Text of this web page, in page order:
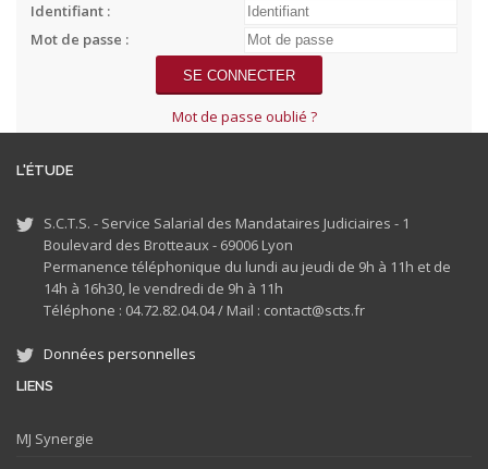
Identifiant :
Mot de passe :
Mot de passe oublié ?
L'ÉTUDE
S.C.T.S. - Service Salarial des Mandataires Judiciaires - 1
Boulevard des Brotteaux - 69006 Lyon
Permanence téléphonique du lundi au jeudi de 9h à 11h et de
14h à 16h30, le vendredi de 9h à 11h
Téléphone : 04.72.82.04.04 / Mail : contact@scts.fr
Données personnelles
LIENS
MJ Synergie